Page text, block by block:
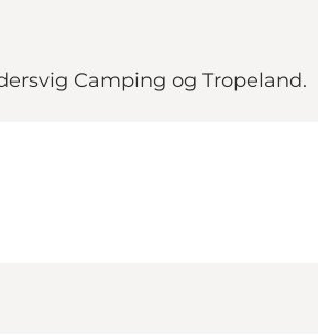
Camping og Tropeland.